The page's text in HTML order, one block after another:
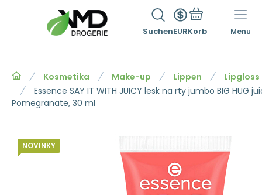
SuchenEUR Menu
Kosmetika Make-up Lippen
Lipgloss
Essence SAY IT WITH JUICY lesk na rty jumbo BIG HUG
Pomegranate, 30 ml
NOVINKY